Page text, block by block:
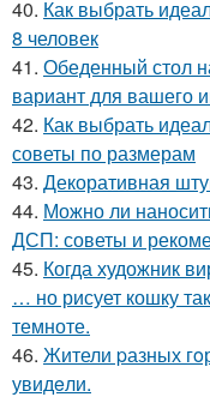
40. Как выбрать
8 человек
41. Обеденный стол
вариант для вашего
42. Как выбрать
советы по размерам
43. Декоративная
44. Можно ли
ДСП: советы и
45. Когда художник
… но рисует кошку
темноте.
46. Жители pазных
увидeли.